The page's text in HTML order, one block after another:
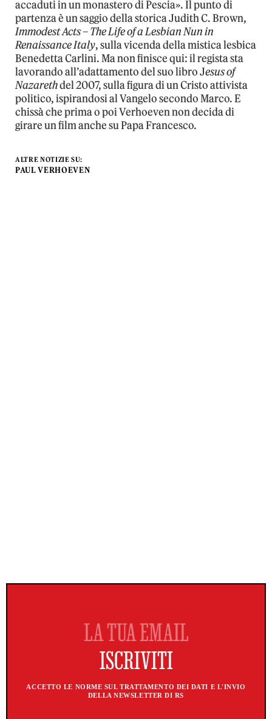
accaduti in un monastero di Pescia». Il punto di
partenza è un saggio della storica Judith C. Brown,
Immodest Acts – The Life of a Lesbian Nun in
Renaissance Italy, sulla vicenda della mistica lesbica
Benedetta Carlini. Ma non finisce qui: il regista sta
lavorando all’adattamento del suo libro Jesus of
Nazarethdel 2007, sulla figura di un Cristo attivista
politico, ispirandosi al Vangelo secondo Marco. E
chissà che prima o poi Verhoeven non decida di
girare un film anche su Papa Francesco.
ALTRE NOTIZIE SU:
PAUL VERHOEVEN
ACCETTO LE NORME SUL TRATTAMENTO DEI DATI E L'INVIO
DELLA NEWSLETTER DI RS